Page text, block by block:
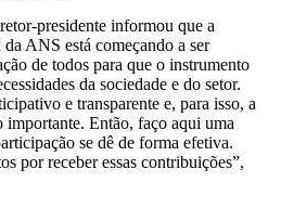
presidente informou que a
ANS está começando a ser
de todos para que o instrumento
da sociedade e do setor.
e transparente e, para isso, a
importante. Então, faço aqui uma
se dê de forma efetiva.
por receber essas contribuições”,